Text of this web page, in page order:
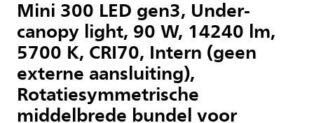
Mini 300 LED gen3, Under-
canopy light, 90 W, 14240 lm,
5700 K, CRI70, Intern (geen
externe aansluiting),
Rotatiesymmetrische
middelbrede bundel voor